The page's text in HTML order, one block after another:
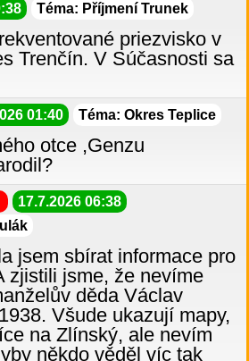
Téma: Příjmení Trunek
priezvisko v
Trenčín. V Súčasnosti sa
01:40 Téma: Okres Teplice
otce ,Genzu
17.7.2026 06:38
jsem sbírat informace pro
zjistili jsme, že nevíme
děda Václav
Všude ukazují mapy,
na Zlínský, ale nevím
někdo věděl víc tak